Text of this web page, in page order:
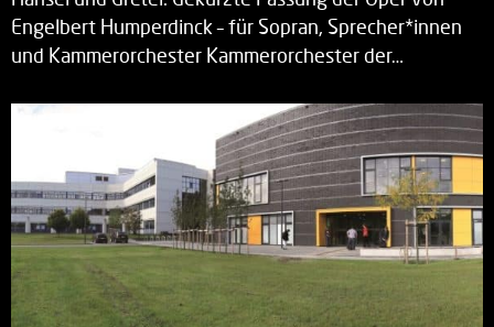
Engelbert Humperdinck – für Sopran, Sprecher*innen
und Kammerorchester Kammerorchester der…